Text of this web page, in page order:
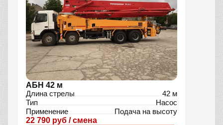
АБН 42 м
Длина стрелы
42 м
Тип
Насос
Применение
Подача на высоту
22 790 руб / смена